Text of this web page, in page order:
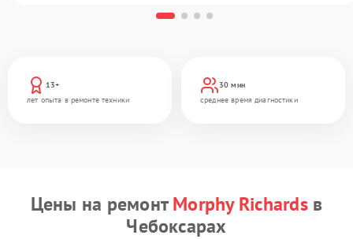
13+
лет опыта в ремонте техники
30 мин
среднее время диагностики
Цены на ремонтMorphy Richardsв
Чебоксарах